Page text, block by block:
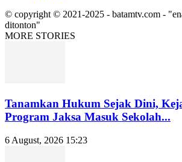
© copyright © 2021-2025 - batamtv.com -
ditonton"
MORE STORIES
Tanamkan Hukum Sejak Dini,
Program Jaksa Masuk Sekolah...
6 August, 2026 15:23